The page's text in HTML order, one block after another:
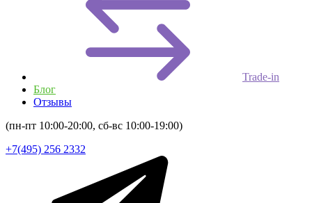
Trade-in
Блог
Отзывы
(пн-пт 10:00-20:00, сб-вс 10:00-19:00)
+7(495) 256 2332